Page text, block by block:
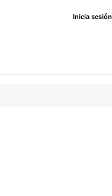
Inicia sesión